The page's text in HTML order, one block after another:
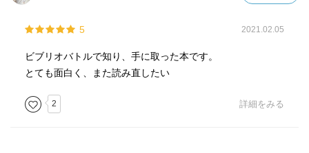
5 2021.02.05
ビブリオバトルで知り、手に取った本です。
とても面白く、また読み直したい
2 詳細をみる